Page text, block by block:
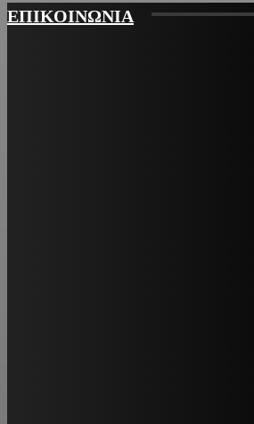
ΕΠΙΚΟΙΝΩΝΙΑ